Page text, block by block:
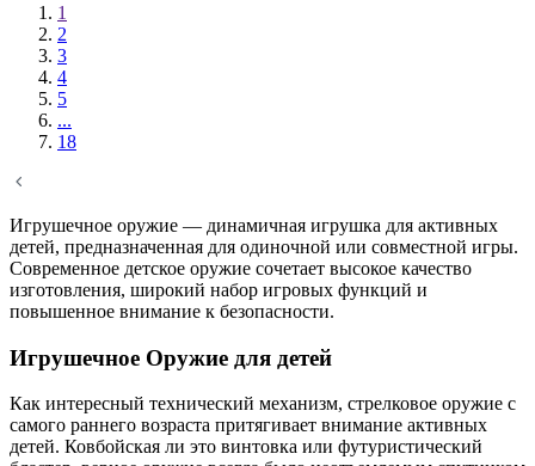
1
2
3
4
5
...
18
Игрушечное оружие — динамичная игрушка для активных
детей, предназначенная для одиночной или совместной игры.
Современное детское оружие сочетает высокое качество
изготовления, широкий набор игровых функций и
повышенное внимание к безопасности.
Игрушечное Оружие для детей
Как интересный технический механизм, стрелковое оружие с
самого раннего возраста притягивает внимание активных
детей. Ковбойская ли это винтовка или футуристический